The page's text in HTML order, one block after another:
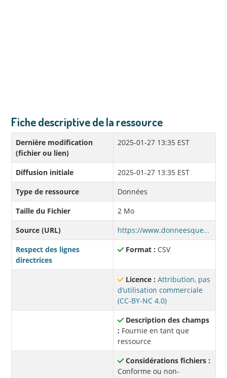
Fiche descriptive de la ressource
Dernière modification
(fichier ou lien)
2025-01-27 13:35 EST
Diffusion initiale
2025-01-27 13:35 EST
Type de ressource
Données
Taille du Fichier
2 Mo
Source (URL)
https://www.donneesquebec.ca/recherche/dataset/afd242d3-cc46-4ef4-a194-40835293360c/resource/b256a615-c21e-40e2-b564-f4a437501b7c/download/liste_financement_frqnt_2021_2022.csv
Respect des lignes
directrices
Format : CSV
Licence : Attribution, pas
d’utilisation commerciale
(CC-BY-NC 4.0)
Description des champs
: Fournie en tant que
ressource
Considérations fichiers :
Conforme ou non-